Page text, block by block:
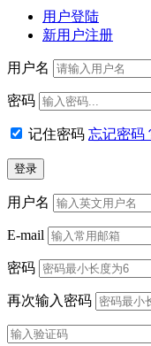
用户登陆
新用户注册
用户名
密码
记住密码 忘记密码
用户名
E-mail
密码
再次输入密码